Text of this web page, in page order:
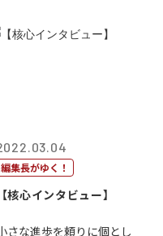
編集長がゆく！
【核心インタビュー】
さな進歩を頼りに個とし